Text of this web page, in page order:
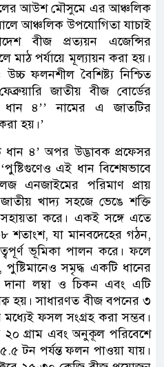
আউশ মৌসুমে এর আঞ্চলিক
আঞ্চলিক উপযোগিতা যাচাই
বীজ প্রত্যয়ন এজেন্সির
মাঠ পর্যায়ে মূল্যায়ন করা হয়।
ফলনশীল বৈশিষ্ট্য নিশ্চিত
জাতীয় বীজ বোর্ডের
৪’’ নামের এ জাতটির
হয়।’
৪’ অপর উদ্ভাবক প্রফেসর
এই ধান বিশেষভাবে
এনজাইমের পরিমাণ প্রায়
খাদ্য সহজে ভেঙে শক্তি
করে। একই সঙ্গে এতে
শতাংশ, যা মানবদেহের গঠন,
ভূমিকা পালন করে। ফলে
সমৃদ্ধ একটি ধানের
লম্বা ও চিকন এবং এটি
হয়। সাধারণত বীজ বপনের ৩
ফসল সংগ্রহ করা সম্ভব।
২০ গ্রাম এবং অনুকূল পরিবেশে
টন পর্যন্ত ফলন পাওয়া যায়।